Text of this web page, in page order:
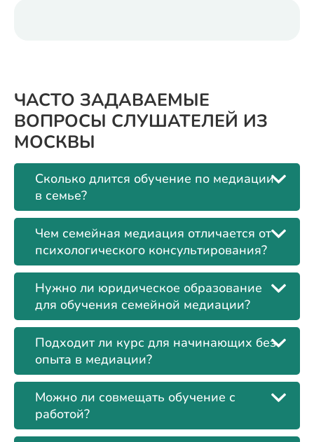
ЧАСТО ЗАДАВАЕМЫЕ
ВОПРОСЫ СЛУШАТЕЛЕЙ ИЗ
МОСКВЫ
Сколько длится обучение по медиации
в семье?
Чем семейная медиация отличается от
психологического консультирования?
Нужно ли юридическое образование
для обучения семейной медиации?
Подходит ли курс для начинающих без
опыта в медиации?
Можно ли совмещать обучение с
работой?